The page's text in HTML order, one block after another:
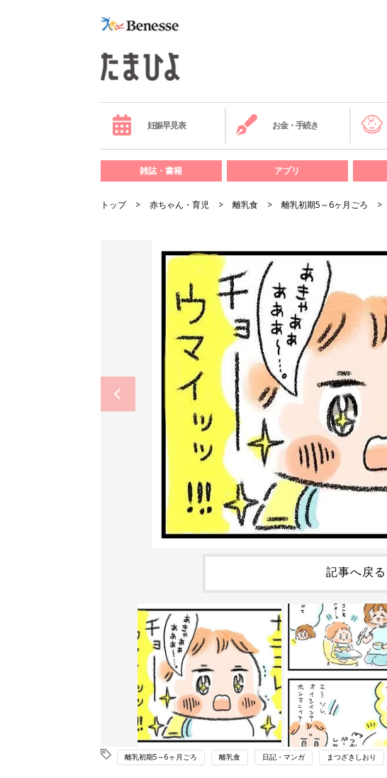
妊娠早見表 お金・手続き
雑誌・書籍 アプリ
トップ 赤ちゃん・育児 離乳食 離乳初期5～6ヶ月ごろ
記事へ戻る
離乳初期5～6ヶ月ごろ 離乳食 日記・マンガ まつざきしおり